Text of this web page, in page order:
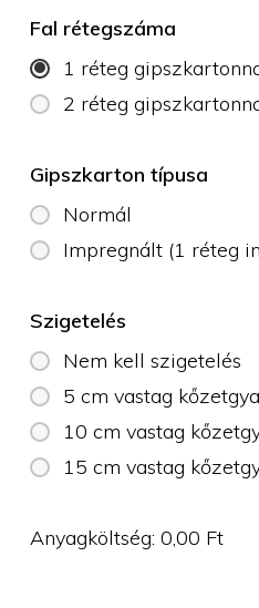
Fal rétegszáma
1 réteg
2 réteg
Gipszkarton típusa
Normál
Impregnált (1 réteg
Szigetelés
Nem kell szigetelés
5 cm vastag
10 cm vastag
15 cm vastag
Anyagköltség:0,00 Ft